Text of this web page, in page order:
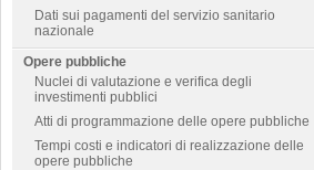
Dati sui pagamenti del servizio sanitario
nazionale
Opere pubbliche
Nuclei di valutazione e verifica degli
investimenti pubblici
Atti di programmazione delle opere pubbliche
Tempi costi e indicatori di realizzazione delle
opere pubbliche